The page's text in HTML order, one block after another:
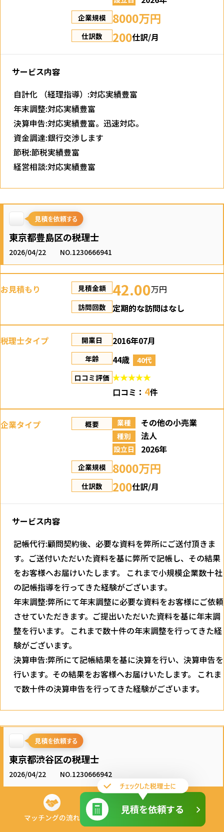
マッチングの流れ
見積を依頼する
企業規模 8000万円
仕訳数 200仕訳/月
サービス内容
自計化 （経理指導）:対応実績豊富
年末調整:対応実績豊富
決算申告:対応実績豊富。迅速対応。
資金調達:銀行交渉します
節税:節税実績豊富
経営相談:対応実績豊富
東京都豊島区の税理士
2026/04/22 NO.1230666941
お見積もり 見積金額 42.00万円
訪問回数 定期的な訪問はなし
税理士タイプ 開業日 2016年07月
年齢 44歳
40代
口コミ評価
口コミ： 4件
企業タイプ 概要 業種 その他の小売業
種別 法人
設立日 2026年
企業規模 8000万円
仕訳数 200仕訳/月
サービス内容
記帳代行:顧問契約後、必要な資料を弊所にご送付頂きま
す。ご送付いただいた資料を基に弊所で記帳し、その結果
をお客様へお届けいたします。 これまで小規模企業数十社
の記帳指導を行ってきた経験がございます。
年末調整:弊所にて年末調整に必要な資料をお客様にご依頼
させていただきます。ご提出いただいた資料を基に年末調
整を行います。 これまで数十件の年末調整を行ってきた経
験がございます。
決算申告:弊所にて記帳結果を基に決算を行い、決算申告を
行います。その結果をお客様へお届けいたします。 これま
で数十件の決算申告を行ってきた経験がございます。
東京都渋谷区の税理士
2026/04/22 NO.1230666942
見積金額 64.30万円
訪問回数